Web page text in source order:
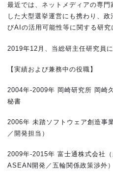
最近では、ネットメディアの専
した大型選挙運営にも携わり、
びAIの活用可能性等に関する研究
2019年12月、当総研主任研究員に
【実績および兼務中の役職】
2004年-2009年 岡崎研究所 岡崎
秘書
2006年 未踏ソフトウェア創造事
／開発担当）
2009年-2015年 富士通株式会社
ASEAN開発／五輪関係政策渉外）